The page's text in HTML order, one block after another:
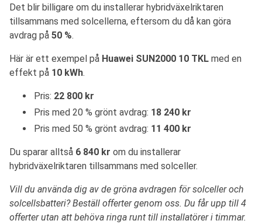
Det blir billigare om du installerar hybridväxelriktaren
tillsammans med solcellerna, eftersom du då kan göra
avdrag på 50 %.
Här är ett exempel på Huawei SUN2000 10 TKL med en
effekt på 10 kWh.
Pris: 22 800 kr
Pris med 20 % grönt avdrag: 18 240 kr
Pris med 50 % grönt avdrag: 11 400 kr
Du sparar alltså 6 840 kr om du installerar
hybridväxelriktaren tillsammans med solceller.
Vill du använda dig av de gröna avdragen för solceller och
solcellsbatteri? Beställ offerter genom oss. Du får upp till 4
offerter utan att behöva ringa runt till installatörer i timmar.